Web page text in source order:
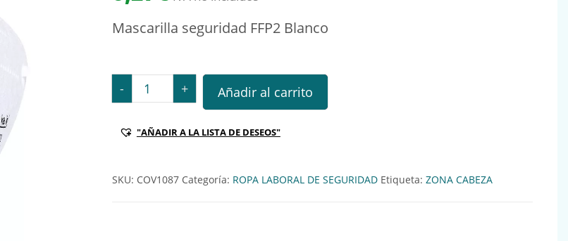
Mascarilla seguridad FFP2 Blanco
- Mascarilla seguridad FFP2 Blanco cantidad
+ Añadir al carrito
"AÑADIR A LA LISTA DE DESEOS"
SKU: COV1087 Categoría: ROPA LABORAL DE SEGURIDAD Etiqueta: ZONA CABEZA